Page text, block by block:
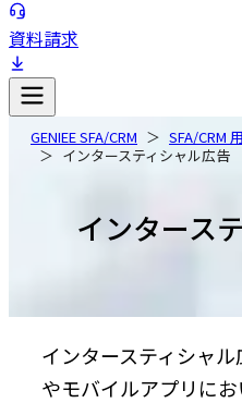
資料請求
GENIEE SFA/CRM
SFA/CRM
インタースティシャル広告
インタース
インタースティシャ
やモバイルアプリに